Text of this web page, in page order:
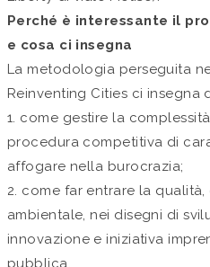
Perché è interessante il
e cosa ci insegna
La metodologia perseguita
Reinventing Cities ci insegna
1. come gestire la
procedura competitiva di
affogare nella burocrazia;
2. come far entrare la
ambientale, nei disegni di
innovazione e iniziativa
pubblica.